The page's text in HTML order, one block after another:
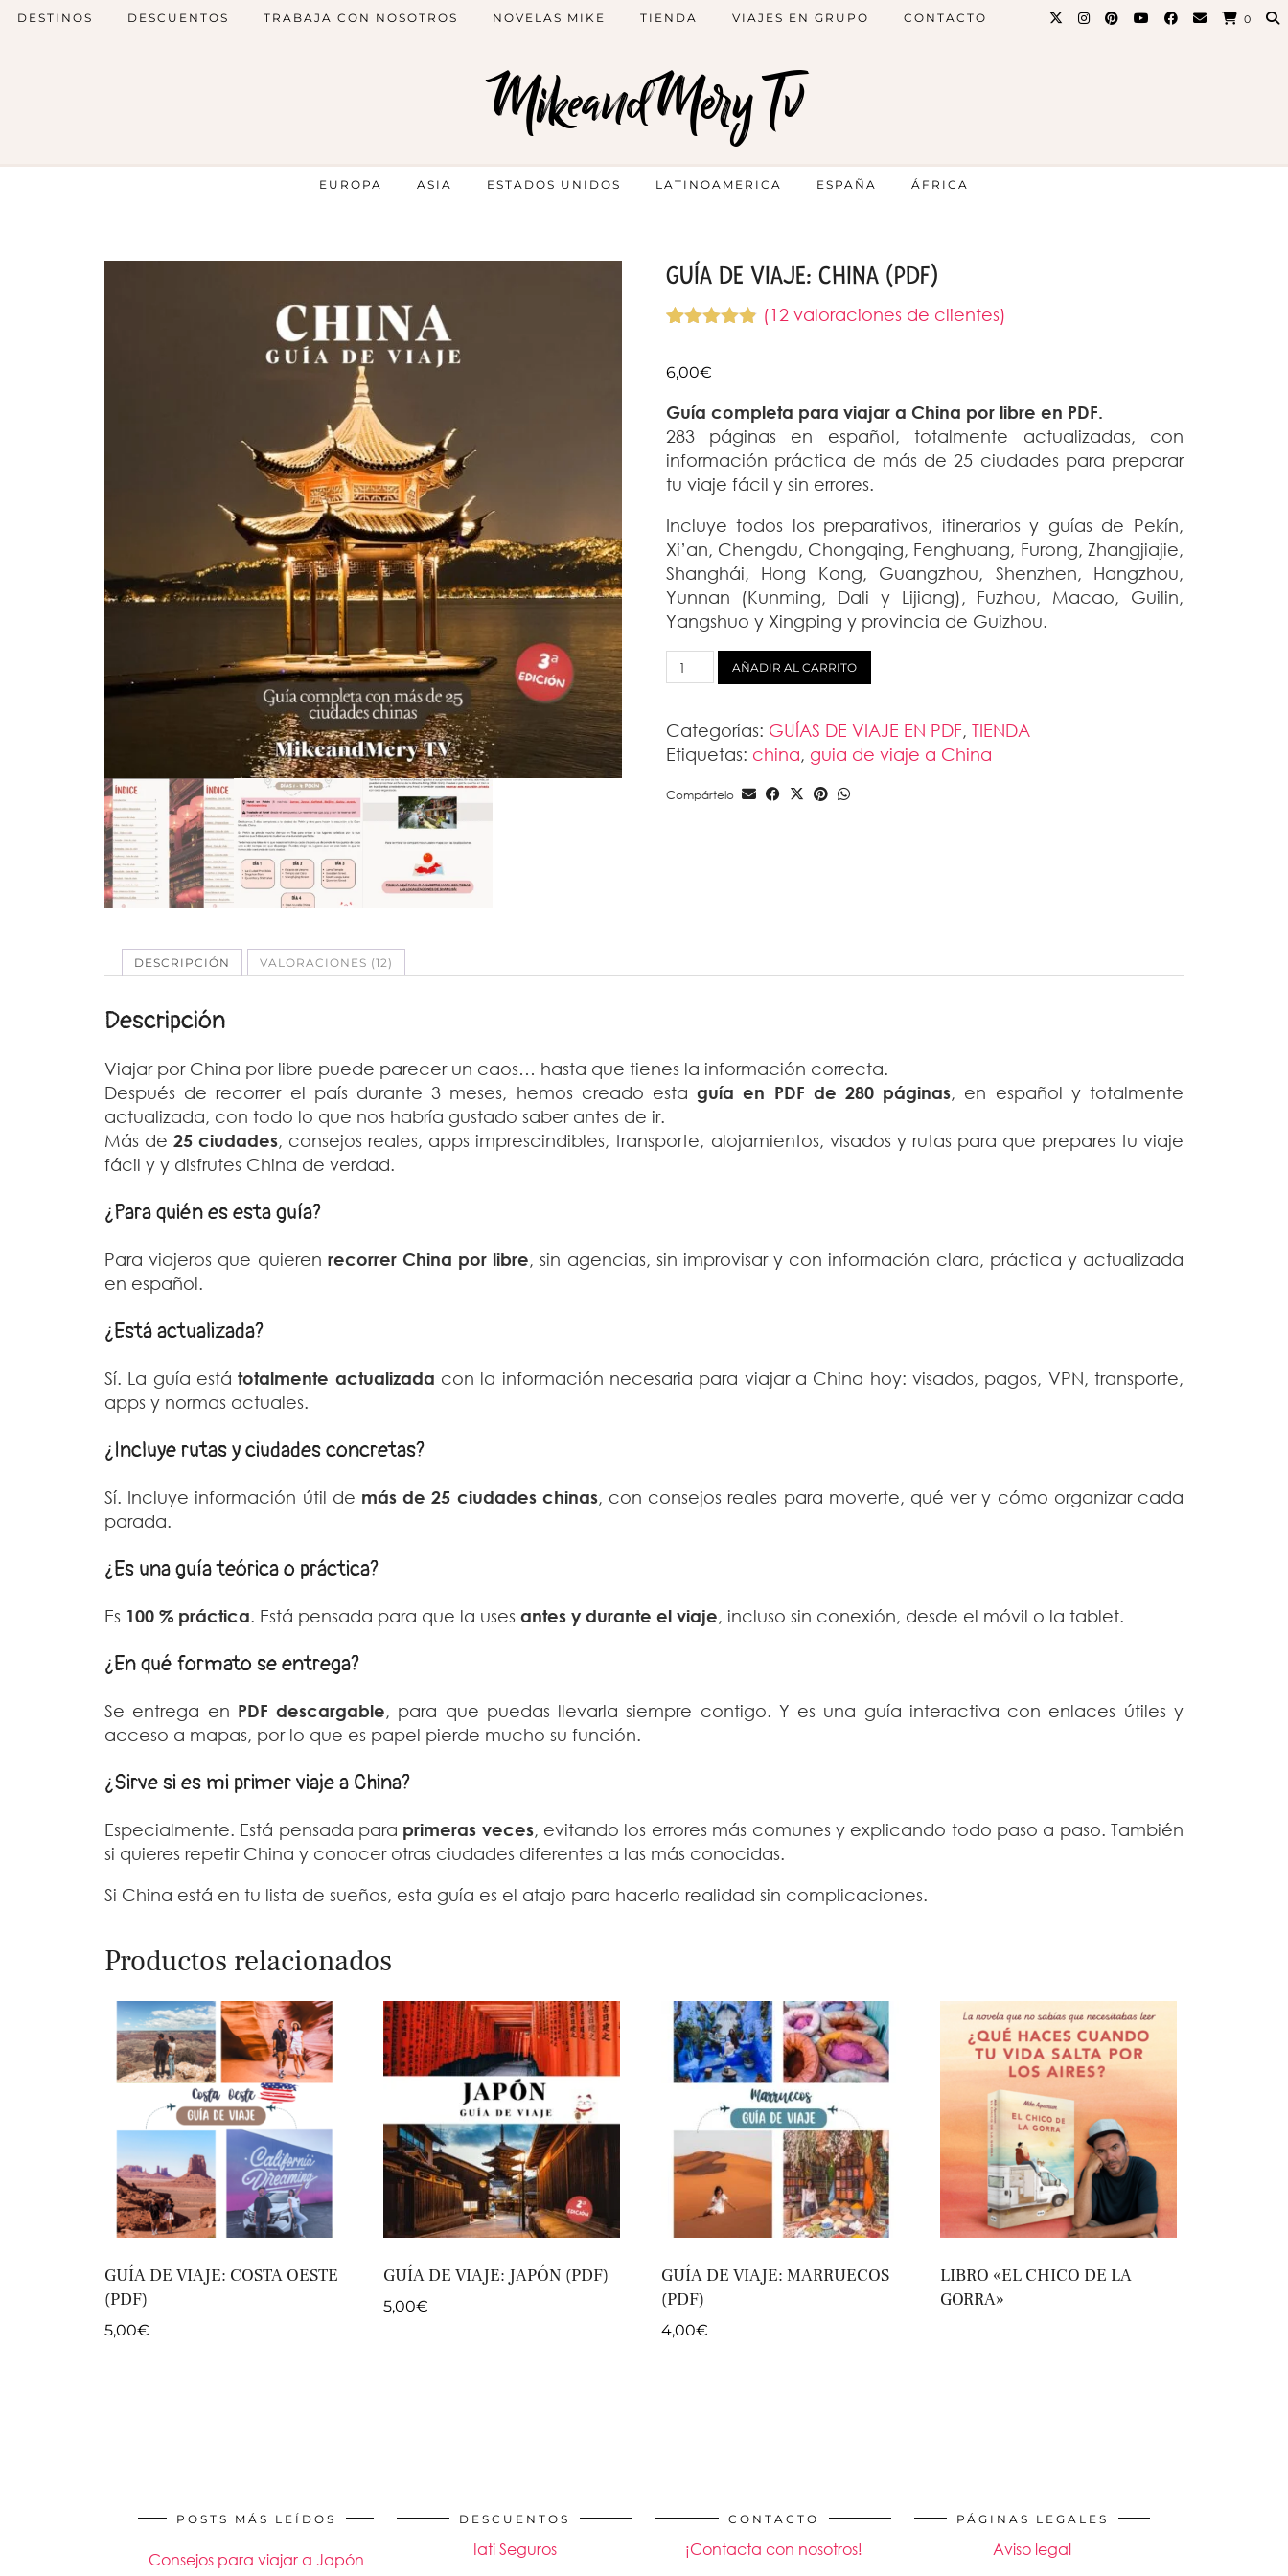
MikeandMery Tv
DESTINOS DESCUENTOS TRABAJA CON NOSOTROS NOVELAS MIKE TIENDA VIAJES EN GRUPO CONTACTO 0
EUROPA ASIA ESTADOS UNIDOS LATINOAMERICA ESPAÑA ÁFRICA
GUÍA DE VIAJE: CHINA (PDF)
5 en base
valoraciones
de clientes
(12 valoraciones de clientes)
6,00€
Guía completa para viajar a China por libre en PDF.
283 páginas en español, totalmente actualizadas, con
información práctica de más de 25 ciudades para preparar
tu viaje fácil y sin errores.
Incluye todos los preparativos, itinerarios y guías de Pekín,
Xi’an, Chengdu, Chongqing, Fenghuang, Furong, Zhangjiajie,
Shanghái, Hong Kong, Guangzhou, Shenzhen, Hangzhou,
Yunnan (Kunming, Dali y Lijiang), Fuzhou, Macao, Guilin,
Yangshuo y Xingping y provincia de Guizhou.
GUÍA
DE
CHINA
(PDF)
AÑADIR AL CARRITO
Categorías: GUÍAS DE VIAJE EN PDF, TIENDA
Etiquetas: china, guia de viaje a China
Compártelo
DESCRIPCIÓN VALORACIONES (12)
Descripción
Viajar por China por libre puede parecer un caos… hasta que tienes la información correcta.
Después de recorrer el país durante 3 meses, hemos creado estaguía en PDF de 280 páginas, en español y totalmente
actualizada, con todo lo que nos habría gustado saber antes de ir.
Más de25 ciudades, consejos reales, apps imprescindibles, transporte, alojamientos, visados y rutas para que prepares tu viaje
fácil y y disfrutes China de verdad.
¿Para quién es esta guía?
Para viajeros que quieren recorrer China por libre, sin agencias, sin improvisar y con información clara, práctica y actualizada
en español.
¿Está actualizada?
Sí. La guía estátotalmente actualizada con la información necesaria para viajar a China hoy: visados, pagos, VPN, transporte,
apps y normas actuales.
¿Incluye rutas y ciudades concretas?
Sí. Incluye información útil de más de 25 ciudades chinas, con consejos reales para moverte, qué ver y cómo organizar cada
parada.
¿Es una guía teórica o práctica?
Es 100 % práctica. Está pensada para que la uses antes y durante el viaje, incluso sin conexión, desde el móvil o la tablet.
¿En qué formato se entrega?
Se entrega en PDF descargable, para que puedas llevarla siempre contigo. Y es una guía interactiva con enlaces útiles y
acceso a mapas, por lo que es papel pierde mucho su función.
¿Sirve si es mi primer viaje a China?
Especialmente. Está pensada para primeras veces, evitando los errores más comunes y explicando todo paso a paso. También
si quieres repetir China y conocer otras ciudades diferentes a las más conocidas.
Si China está en tu lista de sueños, esta guía es el atajo para hacerlo realidad sin complicaciones.
Productos relacionados
GUÍA DE VIAJE: COSTA OESTE
(PDF)
5,00€
GUÍA DE VIAJE: JAPÓN (PDF)
5,00€
GUÍA DE VIAJE: MARRUECOS
(PDF)
4,00€
LIBRO «EL CHICO DE LA
GORRA»
POSTS MÁS LEÍDOS
Consejos para viajar a Japón
DESCUENTOS
Iati Seguros
CONTACTO
¡Contacta con nosotros!
PÁGINAS LEGALES
Aviso legal